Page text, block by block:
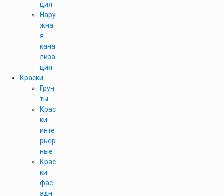
ция
Нару
жна
я
кана
лиза
ция
Краски
Грун
ты
Крас
ки
инте
рьер
ные
Крас
ки
фас
адн